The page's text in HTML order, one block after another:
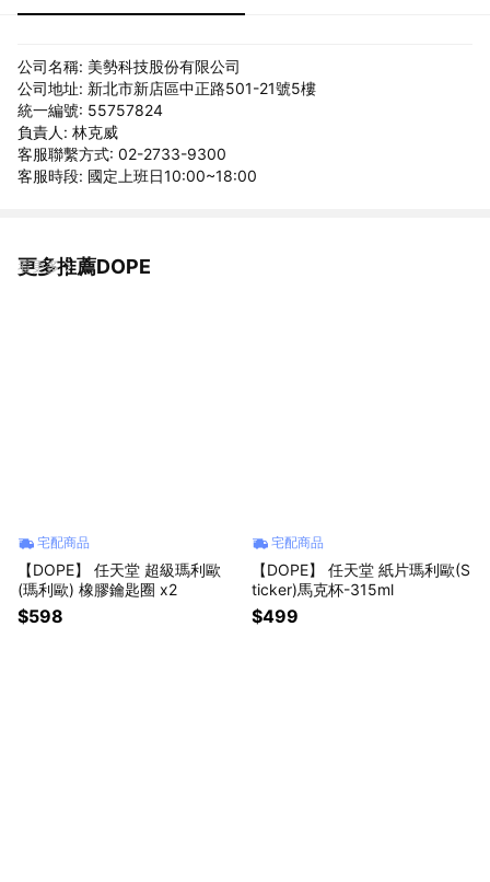
公司名稱: 美勢科技股份有限公司
公司地址: 新北市新店區中正路501-21號5樓
統一編號: 55757824
負責人: 林克威
客服聯繫方式: 02-2733-9300
客服時段: 國定上班日10:00~18:00
更多推薦DOPE
看更多
宅配商品
【DOPE】 任天堂 超級瑪利歐
(瑪利歐) 橡膠鑰匙圈 x2
$598
宅配商品
【DOPE】 任天堂 紙片瑪利歐(S
ticker)馬克杯-315ml
$499